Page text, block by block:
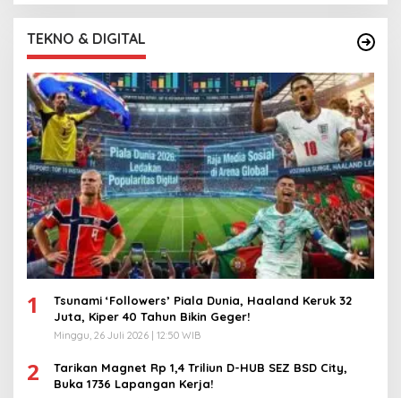
TEKNO & DIGITAL
1
Tsunami ‘Followers’ Piala Dunia, Haaland Keruk 32
Juta, Kiper 40 Tahun Bikin Geger!
Minggu, 26 Juli 2026 | 12:50 WIB
2
Tarikan Magnet Rp 1,4 Triliun D-HUB SEZ BSD City,
Buka 1736 Lapangan Kerja!